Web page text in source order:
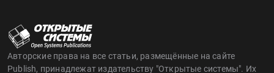
Авторские права на все статьи, размещённые на сайте
Publish, принадлежат издательству "Открытые системы". Их